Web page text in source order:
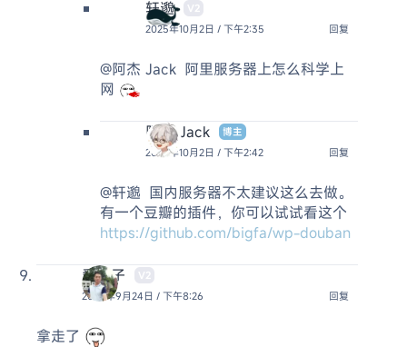
轩邈
V2
2025年10月2日 / 下午2:35
回复
@阿杰 Jack 阿里服务器上怎么科学上
网
阿杰 Jack
博主
2025年10月2日 / 下午2:42
回复
@轩邈 国内服务器不太建议这么去做。
有一个豆瓣的插件，你可以试试看这个
https://github.com/bigfa/wp-douban
爱娃子
V2
2025年9月24日 / 下午8:26
回复
拿走了